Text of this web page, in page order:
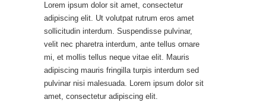
Lorem ipsum dolor sit amet, consectetur
adipiscing elit. Ut volutpat rutrum eros amet
sollicitudin interdum. Suspendisse pulvinar,
velit nec pharetra interdum, ante tellus ornare
mi, et mollis tellus neque vitae elit. Mauris
adipiscing mauris fringilla turpis interdum sed
pulvinar nisi malesuada. Lorem ipsum dolor sit
amet, consectetur adipiscing elit.